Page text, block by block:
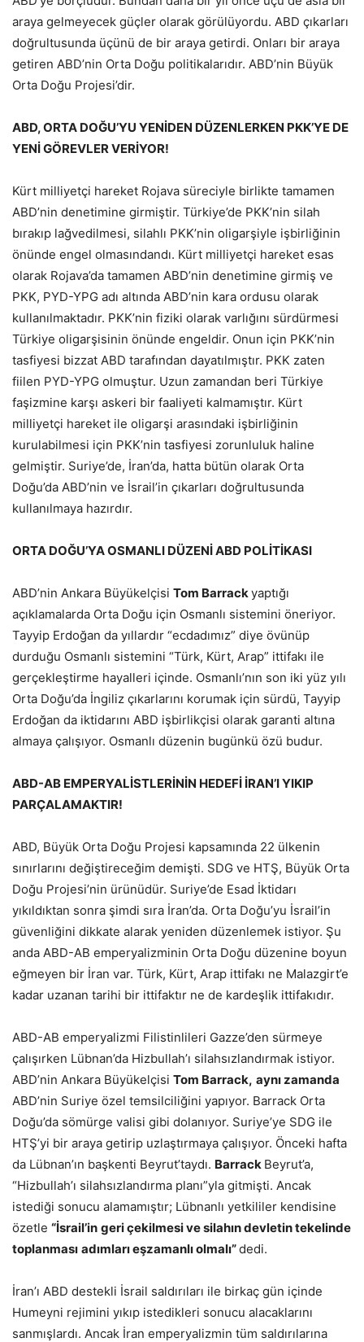
araya gelmeyecek güçler olarak görülüyordu. ABD çıkarları
doğrultusunda üçünü de bir araya getirdi. Onları bir araya
getiren ABD’nin Orta Doğu politikalarıdır. ABD’nin Büyük
Orta Doğu Projesi’dir.
ABD, ORTA DOĞU’YU YENİDEN DÜZENLERKEN PKK’YE DE
YENİ GÖREVLER VERİYOR!
Kürt milliyetçi hareket Rojava süreciyle birlikte tamamen
ABD’nin denetimine girmiştir. Türkiye’de PKK’nin silah
bırakıp lağvedilmesi, silahlı PKK’nin oligarşiyle işbirliğinin
önünde engel olmasındandı. Kürt milliyetçi hareket esas
olarak Rojava’da tamamen ABD’nin denetimine girmiş ve
PKK, PYD-YPG adı altında ABD’nin kara ordusu olarak
kullanılmaktadır. PKK’nin fiziki olarak varlığını sürdürmesi
Türkiye oligarşisinin önünde engeldir. Onun için PKK’nin
tasfiyesi bizzat ABD tarafından dayatılmıştır. PKK zaten
fiilen PYD-YPG olmuştur. Uzun zamandan beri Türkiye
faşizmine karşı askeri bir faaliyeti kalmamıştır. Kürt
milliyetçi hareket ile oligarşi arasındaki işbirliğinin
kurulabilmesi için PKK’nin tasfiyesi zorunluluk haline
gelmiştir. Suriye’de, İran’da, hatta bütün olarak Orta
Doğu’da ABD’nin ve İsrail’in çıkarları doğrultusunda
kullanılmaya hazırdır.
ORTA DOĞU’YA OSMANLI DÜZENİ ABD POLİTİKASI
ABD’nin Ankara Büyükelçisi Tom Barrackyaptığı
açıklamalarda Orta Doğu için Osmanlı sistemini öneriyor.
Tayyip Erdoğan da yıllardır “ecdadımız” diye övünüp
durduğu Osmanlı sistemini “Türk, Kürt, Arap” ittifakı ile
gerçekleştirme hayalleri içinde. Osmanlı’nın son iki yüz yılı
Orta Doğu’da İngiliz çıkarlarını korumak için sürdü, Tayyip
Erdoğan da iktidarını ABD işbirlikçisi olarak garanti altına
almaya çalışıyor. Osmanlı düzenin bugünkü özü budur.
ABD-AB EMPERYALİSTLERİNİN HEDEFİ İRAN’I YIKIP
PARÇALAMAKTIR!
ABD, Büyük Orta Doğu Projesi kapsamında 22 ülkenin
sınırlarını değiştireceğim demişti. SDG ve HTŞ, Büyük Orta
Doğu Projesi’nin ürünüdür. Suriye’de Esad İktidarı
yıkıldıktan sonra şimdi sıra İran’da. Orta Doğu’yu İsrail’in
güvenliğini dikkate alarak yeniden düzenlemek istiyor. Şu
anda ABD-AB emperyalizminin Orta Doğu düzenine boyun
eğmeyen bir İran var. Türk, Kürt, Arap ittifakı ne Malazgirt’e
kadar uzanan tarihi bir ittifaktır ne de kardeşlik ittifakıdır.
ABD-AB emperyalizmi Filistinlileri Gazze’den sürmeye
çalışırken Lübnan’da Hizbullah’ı silahsızlandırmak istiyor.
ABD’nin Ankara Büyükelçisi Tom Barrack, aynı zamanda
ABD’nin Suriye özel temsilciliğini yapıyor. Barrack Orta
Doğu’da sömürge valisi gibi dolanıyor. Suriye’ye SDG ile
HTŞ’yi bir araya getirip uzlaştırmaya çalışıyor. Önceki hafta
da Lübnan’ın başkenti Beyrut’taydı. Barrack Beyrut’a,
“Hizbullah’ı silahsızlandırma planı”yla gitmişti. Ancak
istediği sonucu alamamıştır; Lübnanlı yetkililer kendisine
özetle “İsrail’in geri çekilmesi ve silahın devletin tekelinde
toplanması adımları eşzamanlı olmalı”dedi.
İran’ı ABD destekli İsrail saldırıları ile birkaç gün içinde
Humeyni rejimini yıkıp istedikleri sonucu alacaklarını
sanmışlardı. Ancak İran emperyalizmin tüm saldırılarına